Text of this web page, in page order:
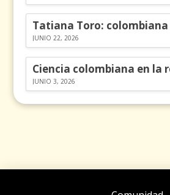
JUNIO 22, 2026
JUNIO 3, 2026